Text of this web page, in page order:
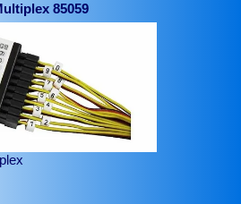
85059